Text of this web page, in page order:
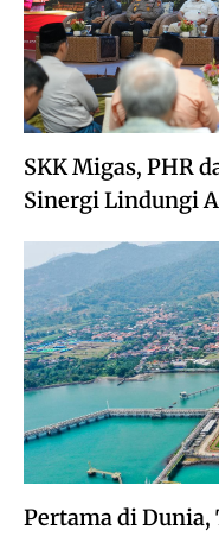
SKK Migas, PHR
Sinergi Lindungi
Pertama di